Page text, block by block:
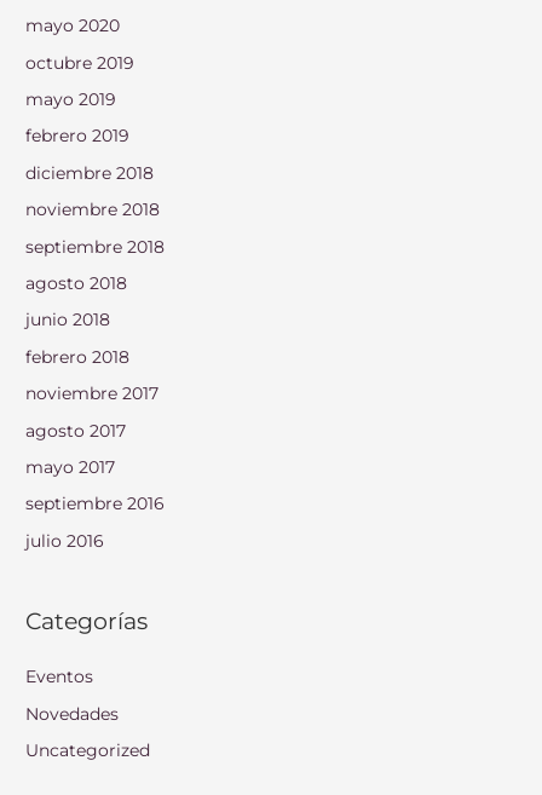
mayo 2020
octubre 2019
mayo 2019
febrero 2019
diciembre 2018
noviembre 2018
septiembre 2018
agosto 2018
junio 2018
febrero 2018
noviembre 2017
agosto 2017
mayo 2017
septiembre 2016
julio 2016
Categorías
Eventos
Novedades
Uncategorized